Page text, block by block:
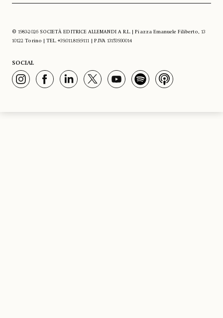
© 1983-2026 SOCIETÀ EDITRICE ALLEMANDI A R.L. | Piazza Emanuele Filiberto, 13
10122 Torino | TEL. +39.011.819.9111 | P.IVA 13153930014
SOCIAL